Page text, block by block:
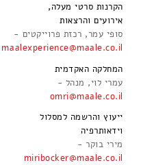
הקרנות סרטי מעלה,
אירועים והרצאות
סופי עמר, רכזת פרוייקטים -
maalexperience@maale.co.il
המחלקה האקדמית
עמרי לוי, מנהל -
omri@maale.co.il
ייעוץ והרשמה למסלול
וידאותרפיה
מירי בוקר -
miribocker@maale.co.il